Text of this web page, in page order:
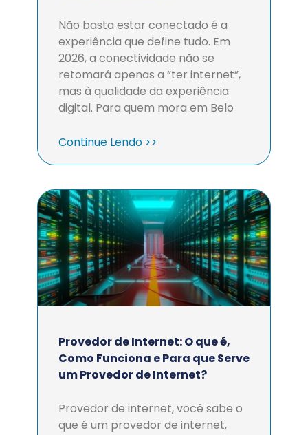
Não basta estar conectado é a
experiência que define tudo. Em
2026, a conectividade não se
retomará apenas a “ter internet”,
mas à qualidade da experiência
digital. Para quem mora em Belo
Continue Lendo >>
Provedor de Internet: O que é,
Como Funciona e Para que Serve
um Provedor de Internet?
Provedor de internet, você sabe o
que é um provedor de internet,